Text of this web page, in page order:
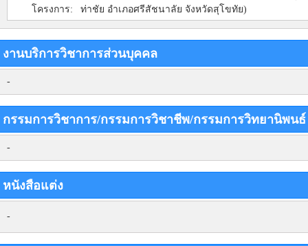
โครงการ:
ท่าชัย อำเภอศรีสัชนาลัย จังหวัดสุโขทัย)
งานบริการวิชาการส่วนบุคคล
-
กรรมการวิชาการ/กรรมการวิชาชีพ/กรรมการวิทยานิพน
-
หนังสือแต่ง
-